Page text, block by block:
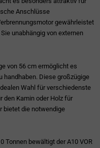
Anschlüsse
gewährleistet
unabhängig von externen
von 56 cm ermöglicht es
handhaben. Diese großzügige
Wahl für verschiedenste
den Kamin oder Holz für
bietet die notwendige
Tonnen bewältigt der A10 VOR